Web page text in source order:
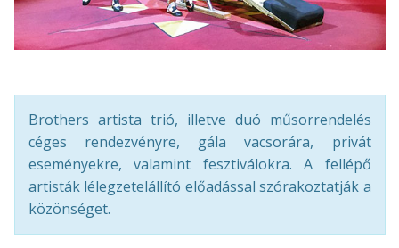
Brothers artista trió, illetve duó műsorrendelés
céges rendezvényre, gála vacsorára, privát
eseményekre, valamint fesztiválokra. A fellépő
artisták lélegzetelállító előadással szórakoztatják a
közönséget.